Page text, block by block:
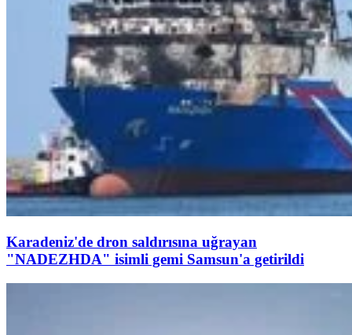
Karadeniz'de dron saldırısına uğrayan
"NADEZHDA" isimli gemi Samsun'a getirildi